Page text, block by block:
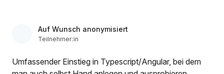
Auf Wunsch anonymisiert
Teilnehmer:in
Umfassender Einstieg in Typescript/Angular, bei dem